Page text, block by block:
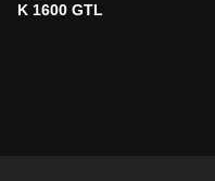
K 1600 GTL